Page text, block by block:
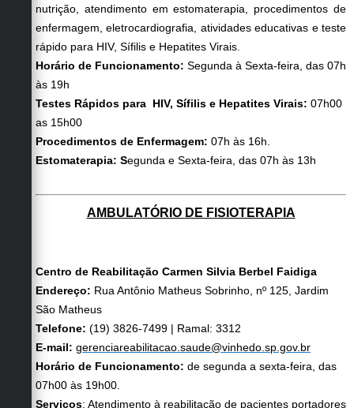
nutrição, atendimento em estomaterapia, procedimentos de
enfermagem, eletrocardiografia, atividades educativas e teste
rápido para HIV, Sífilis e Hepatites Virais.
Horário de Funcionamento: Segunda à Sexta-feira, das 07h
às 19h
Testes Rápidos para HIV, Sífilis e Hepatites Virais: 07h00
as 15h00
Procedimentos de Enfermagem: 07h às 16h.
Estomaterapia: Segunda e Sexta-feira, das 07h às 13h
AMBULATÓRIO DE FISIOTERAPIA
Centro de Reabilitação Carmen Silvia Berbel Faidiga
Endereço: Rua Antônio Matheus Sobrinho, nº 125, Jardim
São Matheus
Telefone: (19) 3826-7499 | Ramal: 3312
E-mail: gerenciareabilitacao.saude@vinhedo.sp.gov.br
Horário de Funcionamento: de segunda a sexta-feira, das
07h00 às 19h00.
Serviços: Atendimento à reabilitação de pacientes portadores